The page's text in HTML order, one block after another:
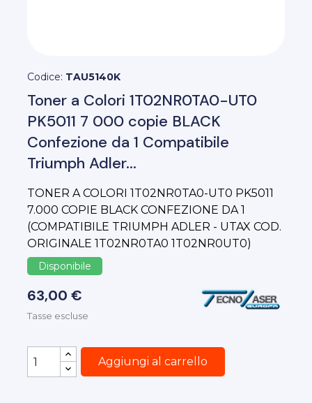
Codice: TAU5140K
Toner a Colori 1T02NR0TA0-UT0
PK5011 7 000 copie BLACK
Confezione da 1 Compatibile
Triumph Adler...
TONER A COLORI 1T02NR0TA0-UT0 PK5011
7.000 COPIE BLACK CONFEZIONE DA 1
(COMPATIBILE TRIUMPH ADLER - UTAX COD.
ORIGINALE 1T02NR0TA0 1T02NR0UT0)
Disponibile
63,00 €
Tasse escluse
Aggiungi al carrello